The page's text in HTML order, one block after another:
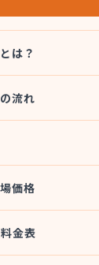
サ
ンガス
ヤ
ン
ョー
ガスフロンテ
ガス北九州
ガス北九州 直
は？
流れ
価格
金表